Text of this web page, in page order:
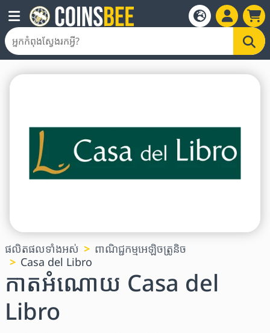
ផលិតផលទាំងអស់
ពាណិជ្ជកម្មអេឡិចត្រូនិច
Casa del Libro
កាតអំណោយ Casa del
Libro